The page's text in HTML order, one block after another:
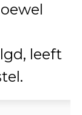
leeft